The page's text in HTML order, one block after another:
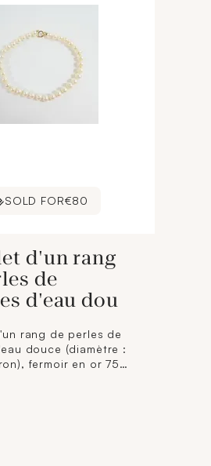
SOLD FOR€80
d'un rang
de
d'eau dou
rang de perles de
douce (diamètre :
fermoir en or 750